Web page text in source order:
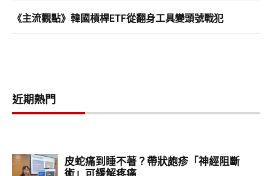
《主流觀點》韓國槓桿ETF從翻身工具變頭號戰犯
近期熱門